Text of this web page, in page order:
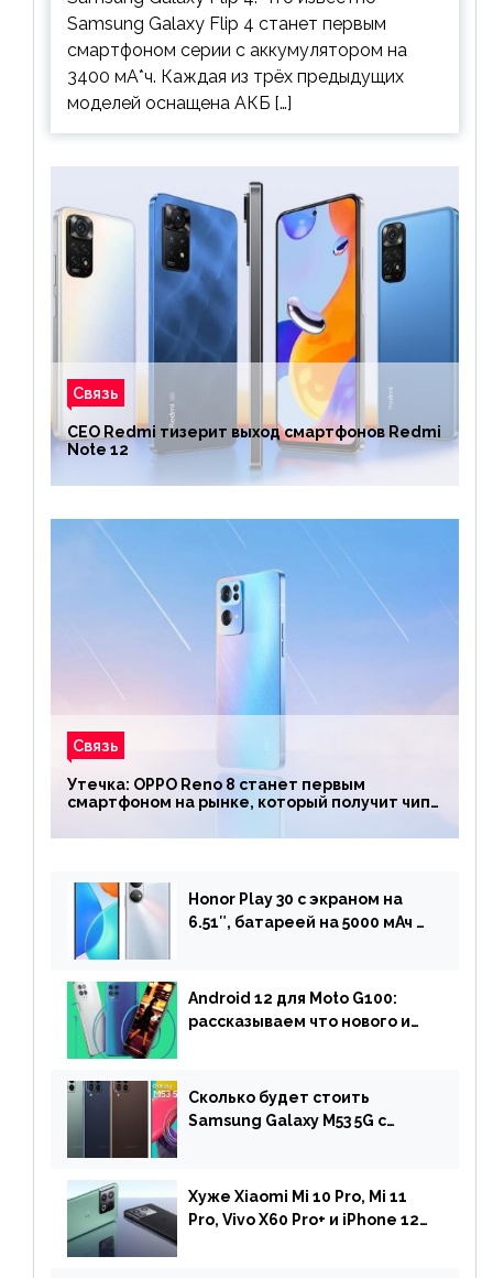
Samsung Galaxy Flip 4 станет первым
смартфоном серии с аккумулятором на
3400 мА*ч. Каждая из трёх предыдущих
моделей оснащена АКБ […]
Связь
CEO Redmi тизерит выход смартфонов Redmi
Note 12
Связь
Утечка: OPPO Reno 8 станет первым
смартфоном на рынке, который получит чип
Honor Play 30 с экраном на
6.51″, батареей на 5000 мАч и
Android 12 для Moto G100:
рассказываем что нового и
Сколько будет стоить
Samsung Galaxy M53 5G с
Хуже Xiaomi Mi 10 Pro, Mi 11
Pro, Vivo X60 Pro+ и iPhone 12